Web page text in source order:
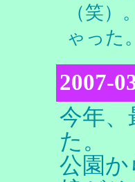
（笑
ゃった
2007-
今年、
た。
公園